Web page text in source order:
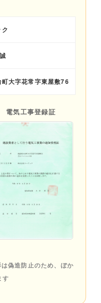
大字花常字東屋敷76
電気工事登録証
偽造防止のため、ぼか
す